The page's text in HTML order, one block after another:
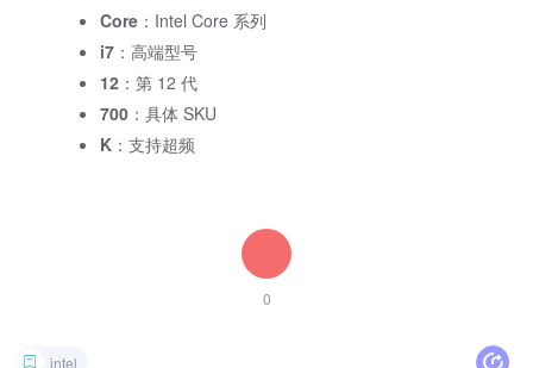
Core ：Intel Core 系列
i7 ：高端型号
12 ：第 12 代
700 ：具体 SKU
K ：支持超频
0
intel